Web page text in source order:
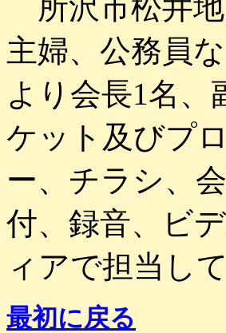
所沢市松井
主婦、公務員
より会長1 名、
ケット及びプ
ー、チラシ、
付、録音、ビ
ィアで担当し
最初に戻る